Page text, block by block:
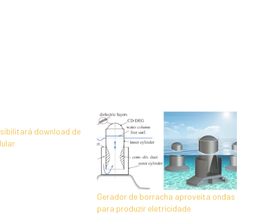
download de
Gerador de borracha aproveita ondas
para produzir eletricidade